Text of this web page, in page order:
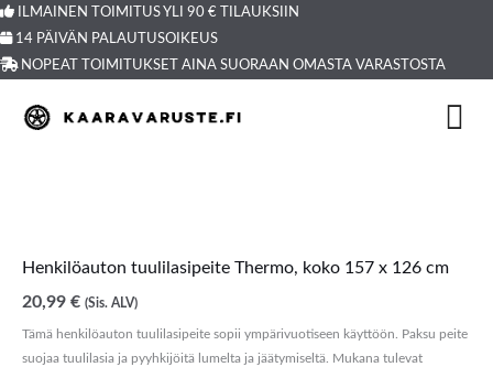
ILMAINEN TOIMITUS YLI 90 € TILAUKSIIN
14 PÄIVÄN PALAUTUSOIKEUS
NOPEAT TOIMITUKSET AINA SUORAAN OMASTA VARASTOSTA
Siirry
sisältöön
Henkilöauton tuulilasipeite Thermo, koko 157 x 126 cm
20,99 € (Sis. ALV)
Tämä henkilöauton tuulilasipeite sopii ympärivuotiseen käyttöön. Paksu peite
suojaa tuulilasia ja pyyhkijöitä lumelta ja jäätymiseltä. Mukana tulevat